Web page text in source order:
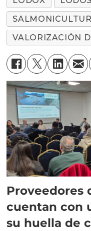
VALORIZACIÓN
Proveedores
cuentan con
su huella de